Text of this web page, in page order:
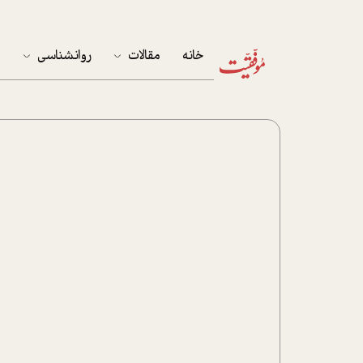
خانه مقالات روانشناسی